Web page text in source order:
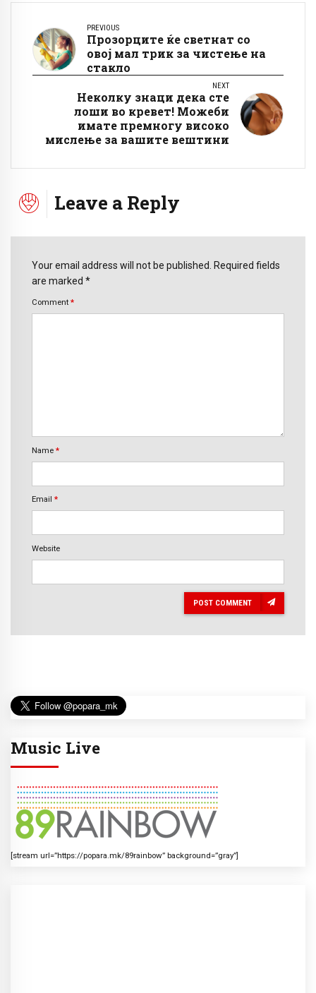
PREVIOUS
Прозорците ќе светнат со
овој мал трик за чистење на
стакло
NEXT
Неколку знаци дека сте
лоши во кревет! Можеби
имате премногу високо
мислење за вашите вештини
Leave a Reply
Your email address will not be published. Required fields
are marked *
Comment *
Name *
Email *
Website
POST COMMENT
Music Live
[stream url=”https://popara.mk/89rainbow” background=”gray”]